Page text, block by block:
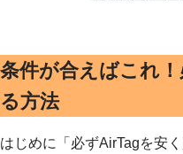
条件が合えばこれ
る方法
はじめに「必ずAirTagを安